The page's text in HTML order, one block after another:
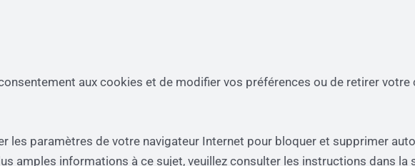
aux cookies et de modifier vos préférences ou de retirer votre
les paramètres de votre navigateur Internet pour bloquer et supprimer
amples informations à ce sujet, veuillez consulter les instructions dans la